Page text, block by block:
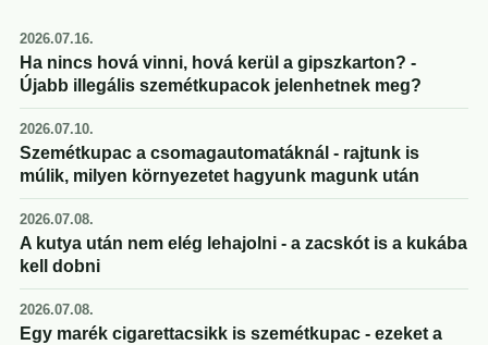
2026.07.16.
Ha nincs hová vinni, hová kerül a gipszkarton? -
Újabb illegális szemétkupacok jelenhetnek meg?
2026.07.10.
Szemétkupac a csomagautomatáknál - rajtunk is
múlik, milyen környezetet hagyunk magunk után
2026.07.08.
A kutya után nem elég lehajolni - a zacskót is a kukába
kell dobni
2026.07.08.
Egy marék cigarettacsikk is szemétkupac - ezeket a